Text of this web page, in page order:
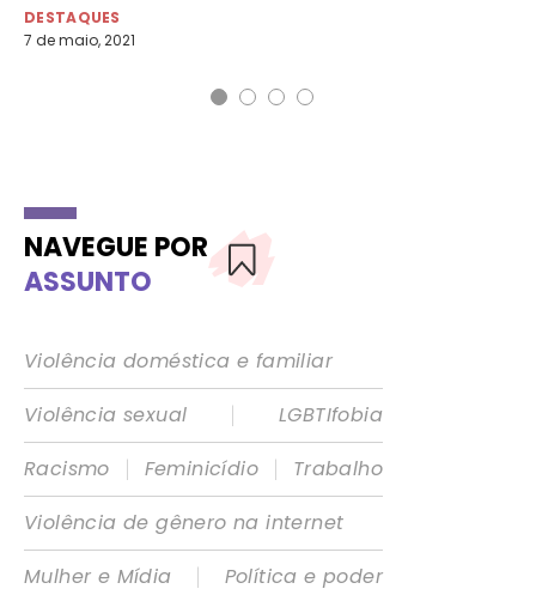
DESTAQUES
7 de maio, 2021
NAVEGUE POR
ASSUNTO
Violência doméstica e familiar
Violência sexual
|
LGBTIfobia
Racismo
| Feminicídio |
Trabalho
Violência de gênero na internet
Mulher e Mídia
|
Política e poder